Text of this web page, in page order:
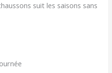
suit les saisons sans